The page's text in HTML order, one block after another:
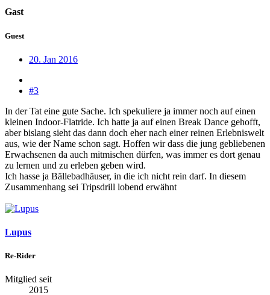
Gast
Guest
20. Jan 2016
#3
In der Tat eine gute Sache. Ich spekuliere ja immer noch auf einen
kleinen Indoor-Flatride. Ich hatte ja auf einen Break Dance gehofft,
aber bislang sieht das dann doch eher nach einer reinen Erlebniswelt
aus, wie der Name schon sagt. Hoffen wir dass die jung gebliebenen
Erwachsenen da auch mitmischen dürfen, was immer es dort genau
zu lernen und zu erleben geben wird.
Ich hasse ja Bällebadhäuser, in die ich nicht rein darf. In diesem
Zusammenhang sei Tripsdrill lobend erwähnt
Lupus
Re-Rider
Mitglied seit
2015